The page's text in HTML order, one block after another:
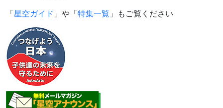
「星空ガイド 」や「特集一覧 」もご覧ください